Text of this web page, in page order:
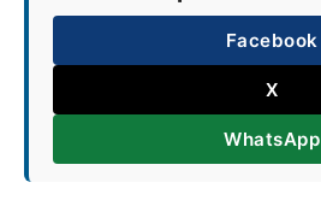
Facebook
X
WhatsApp